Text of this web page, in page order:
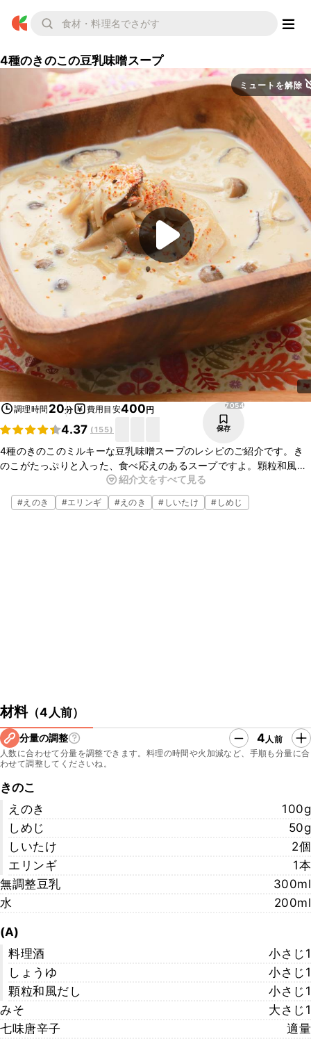
4種のきのこの豆乳味噌スープ
ミュートを解除
調理時間 20分 費用目安400円
4.37 (155)
7054
保存
4種のきのこのミルキーな豆乳味噌スープのレシピのご紹介です。き
のこがたっぷりと入った、食べ応えのあるスープですよ。顆粒和風だ
しとみそで和風に仕上げました。この機会に、ぜひ一度作ってみてく
ださいね！
紹介文をすべて見る
#えのき #エリンギ #えのき # しいたけ # しめじ
材料（4人前）
分量の調整 4人前
人数に合わせて分量を調整できます。料理の時間や火加減など、手順も分量に合
わせて調整してくださいね。
きのこ
えのき
100g
しめじ
50g
しいたけ
2個
エリンギ
1本
無調整豆乳
300ml
水
200ml
(A)
料理酒
小さじ1
しょうゆ
小さじ1
顆粒和風だし
小さじ1
みそ
大さじ1
七味唐辛子
適量